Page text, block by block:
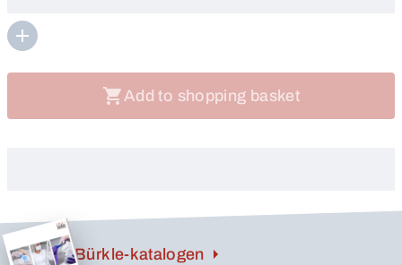
Add to shopping basket
Bürkle-katalogen